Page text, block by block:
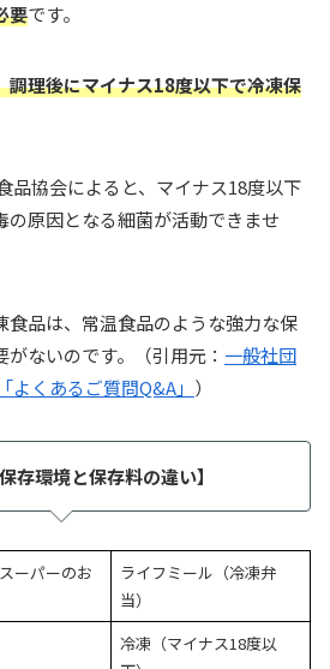
要です。
調理後にマイナス18度以下で冷凍保
品協会によると、マイナス18度以下
の原因となる細菌が活動できませ
食品は、常温食品のような強力な保
ないのです。（引用元： 一般社団
くあるご質問Q&A」 ）
存環境と保存料の違い】
ーパーのお
ライフミール（冷凍弁
当）
冷凍（マイナス18度以